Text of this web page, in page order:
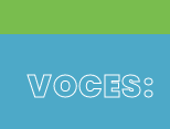
VOCES: